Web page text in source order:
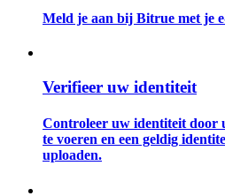
Futures-startgids
Meld je aan bij Bitrue met je
Verifieer uw identiteit
Controleer uw identiteit door
te voeren en een geldig
uploaden.